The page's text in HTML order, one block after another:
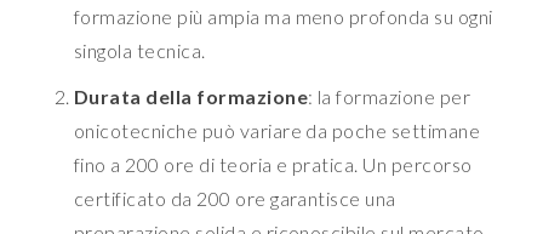
formazione più ampia ma meno profonda su ogni
singola tecnica.
Durata della formazione: la formazione per
onicotecniche può variare da poche settimane
fino a 200 ore di teoria e pratica. Un percorso
certificato da 200 ore garantisce una